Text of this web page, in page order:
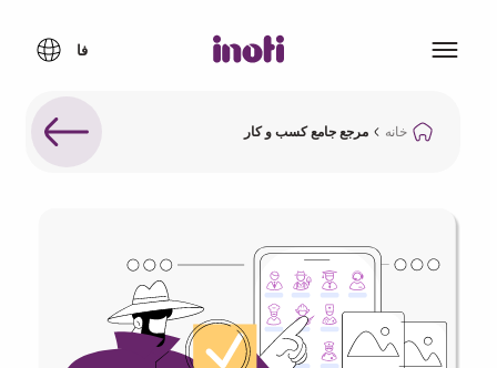
خانه مرجع جامع کسب و کار